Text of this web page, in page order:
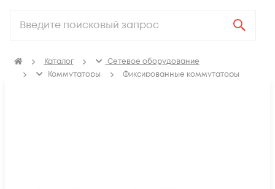
Каталог
Сетевое оборудование
Коммутаторы
Фиксированные коммутаторы